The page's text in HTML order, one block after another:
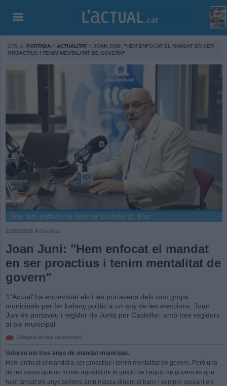
ETS A: PORTADA // ACTUALITAT // JOAN JUNI: "HEM ENFOCAT EL MANDAT EN SER
PROACTIUS I TENIM MENTALITAT DE GOVERN"
Joan Juni, portaveu de Junts per Castellar ||C. Díaz
12/06/2026 Actualitat
Joan Juni: "Hem enfocat el mandat
en ser proactius i tenim mentalitat de
govern"
‘L’Actual’ ha entrevistat els i les portaveus dels cinc grups
municipals per fer balanç polític a un any de les eleccions. Joan
Juni és portaveu i regidor de Junts per Castellar, amb tres regidors
al ple municipal
Afegeix el teu comentari
Valoreu els tres anys de mandat municipal.
Hem enfocat el mandat a ser proactius i tenim mentalitat de govern. Però una
de les coses que no m’han agradat de la gestió de l’equip de govern és que
hem tancat els anys sempre amb massa diners al banc i sempre apujant els